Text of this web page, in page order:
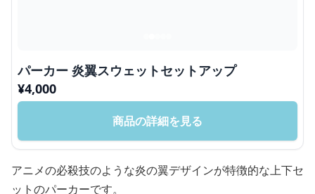
パーカー 炎翼スウェットセットアップ
¥4,000
商品の詳細を見る
アニメの必殺技のような炎の翼デザインが特徴的な上下セ
ットのパーカーです。